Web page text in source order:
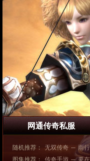
网通传奇私服
随机推荐： 无双传奇 ─ 雨
图集推荐：
传奇手游 ─ 要